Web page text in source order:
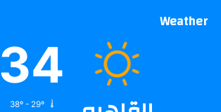
Weather
34